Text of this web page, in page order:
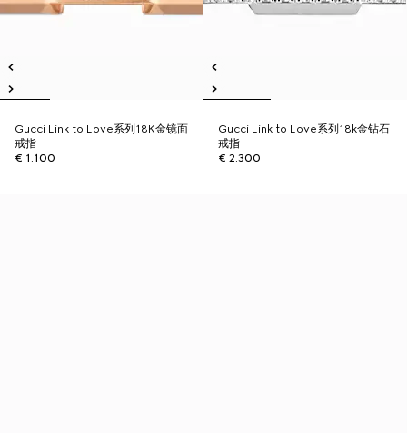
Gucci Link to Love系列18K金镜面
戒指
€ 1.100
Gucci Link to Love系列18k金钻石
戒指
€ 2.300